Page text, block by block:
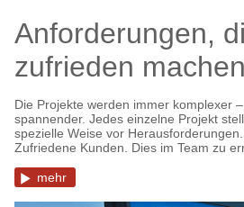
Anforderungen,
zufrieden machen
Die Projekte werden immer komplexer
spannender. Jedes einzelne Projekt
spezielle Weise vor
Zufriedene Kunden. Dies im Team zu
mehr